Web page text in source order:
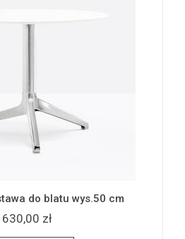
do blatu wys.50 cm
630,00 zł